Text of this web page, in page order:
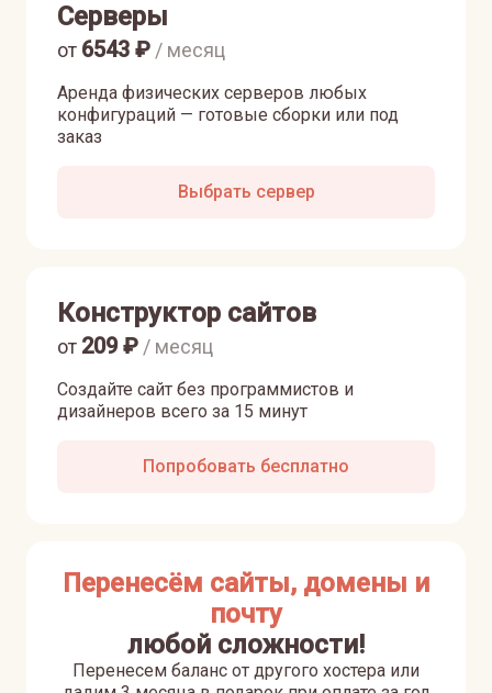
Серверы
Аренда физических серверов любых
конфигураций — готовые сборки или под
заказ
от 6543 ₽ / месяц
Выбрать сервер
Конструктор сайтов
Создайте сайт без программистов и
дизайнеров всего за 15 минут
от 209₽ / месяц
Попробовать бесплатно
Перенесём сайты, домены и
почту
любой сложности!
Перенесем баланс от другого хостера или